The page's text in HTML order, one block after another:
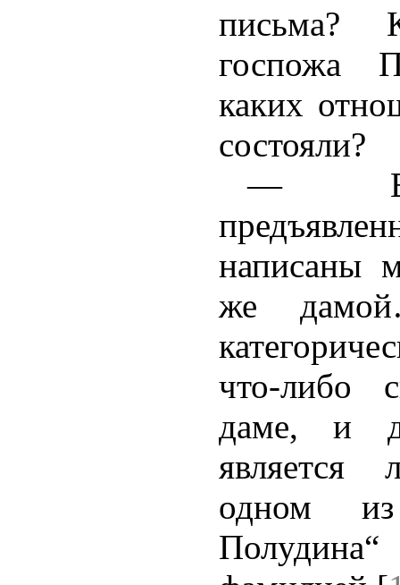
письма?
госпожа
каких
состояли?
—
написаны
же
что-либо
даме, и
одном